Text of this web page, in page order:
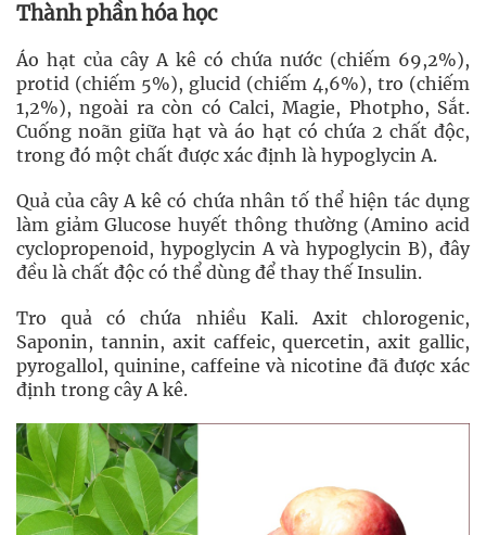
Thành phần hóa học
Áo hạt của cây A kê có chứa nước (chiếm 69,2%),
protid (chiếm 5%), glucid (chiếm 4,6%), tro (chiếm
1,2%), ngoài ra còn có Calci, Magie, Photpho, Sắt.
Cuống noãn giữa hạt và áo hạt có chứa 2 chất độc,
trong đó một chất được xác định là hypoglycin A.
Quả của cây A kê có chứa nhân tố thể hiện tác dụng
làm giảm Glucose huyết thông thường (Amino acid
cyclopropenoid, hypoglycin A và hypoglycin B), đây
đều là chất độc có thể dùng để thay thế Insulin.
Tro quả có chứa nhiều Kali. Axit chlorogenic,
Saponin, tannin, axit caffeic, quercetin, axit gallic,
pyrogallol, quinine, caffeine và nicotine đã được xác
định trong cây A kê.